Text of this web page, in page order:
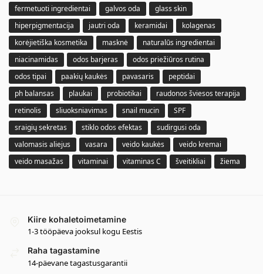
fermetuoti ingredientai
galvos oda
glass skin
hiperpigmentacija
jautri oda keramidai
kolagenas
korėjietiška kosmetika
masknė
naturalūs ingredientai
niacinamidas
odos barjeras
odos priežiūros rutina
odos tipai
paakių kaukės pavasaris
peptidai
ph balansas
plaukai probiotikai
raudonos šviesos terapija
retinolis
sliuoksniavimas snail mucin
SPF
sraigių sekretas
stiklo odos efektas
sudirgusi oda
valomasis aliejus
vasara veido kaukės
veido kremai
veido masažas
vitaminai vitaminas C šveitikliai žiema
Kiire kohaletoimetamine
1-3 tööpäeva jooksul kogu Eestis
Raha tagastamine
14-päevane tagastusgarantii